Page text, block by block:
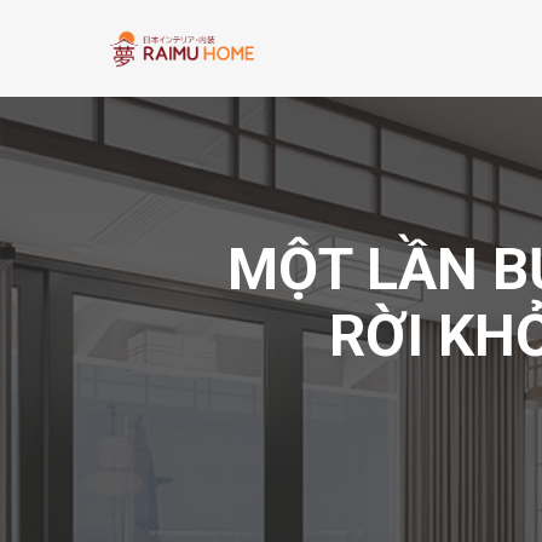
MỘT LẦN
RỜI